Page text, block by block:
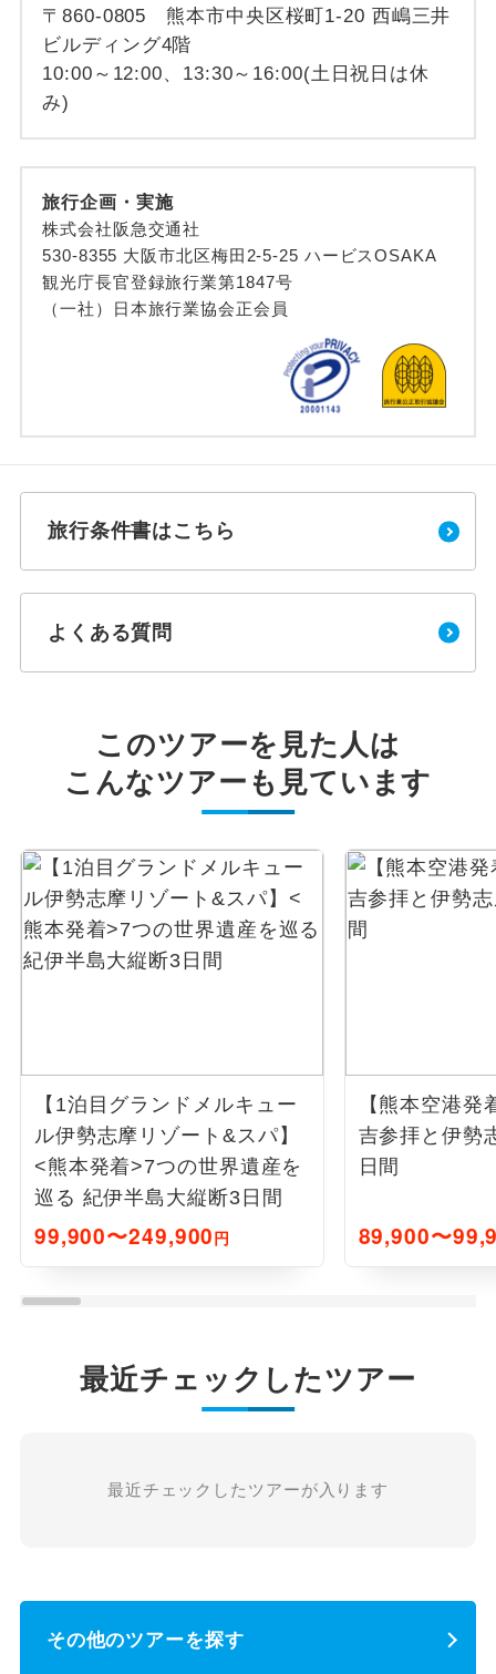
〒860-0805 熊本市中央区桜町1-20 西嶋三井
ビルディング4階
10:00～12:00、13:30～16:00(土日祝日は休
み)
旅行企画・実施
株式会社阪急交通社
530-8355 大阪市北区梅田2-5-25 ハービスOSAKA
観光庁長官登録旅行業第1847号
（一社）日本旅行業協会正会員
旅行条件書はこちら
よくある質問
このツアーを見た人は
こんなツアーも見ています
【1泊目グランドメルキュー
ル伊勢志摩リゾート&スパ】
<熊本発着>7つの世界遺産を
巡る 紀伊半島大縦断3日間
99,900〜249,900円
【熊本空港発
吉参拝と伊勢
日間
89,900〜
最近チェックしたツアー
最近チェックしたツアーが入ります
その他のツアーを探す